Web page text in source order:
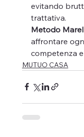
evitando
trattativa.
Metodo
affrontare
competenza
MUTUO CASA